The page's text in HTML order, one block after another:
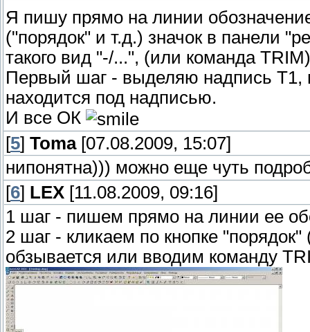
Я пишу прямо на линии
("порядок" и т.д.) значок в панели
такого вид "-/...", (или команда TRIM)
Первый шаг - выделяю надпись Т1,
находится под надписью.
И все ОК
[5] Toma[07.08.2009, 15:07]
нипонятна))) можно еще чуть
[6] LEX [11.08.2009, 09:16]
1 шаг - пишем прямо на линии ее
2 шаг - кликаем по кнопке
обзывается или вводим команду